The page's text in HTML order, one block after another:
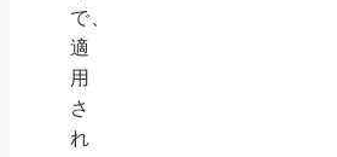
で、
適
用
さ
れ